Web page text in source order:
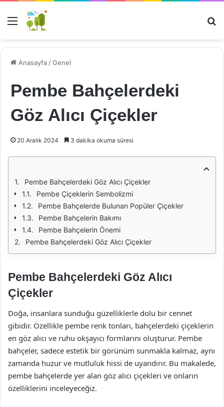
Menü
Anasayfa /Genel
Pembe Bahçelerdeki
Göz Alıcı Çiçekler
20 Aralık 2024 3 dakika okuma süresi
Pembe Bahçelerdeki Göz Alıcı Çiçekler
Pembe Çiçeklerin Sembolizmi
Pembe Bahçelerde Bulunan Popüler Çiçekler
Pembe Bahçelerin Bakımı
Pembe Bahçelerin Önemi
Pembe Bahçelerdeki Göz Alıcı Çiçekler
Pembe Bahçelerdeki Göz Alıcı
Çiçekler
Doğa, insanlara sunduğu güzelliklerle dolu bir cennet
gibidir. Özellikle pembe renk tonları, bahçelerdeki çiçeklerin
en göz alıcı ve ruhu okşayıcı formlarını oluşturur. Pembe
bahçeler, sadece estetik bir görünüm sunmakla kalmaz, aynı
zamanda huzur ve mutluluk hissi de uyandırır. Bu makalede,
pembe bahçelerde yer alan göz alıcı çiçekleri ve onların
özelliklerini inceleyeceğiz.